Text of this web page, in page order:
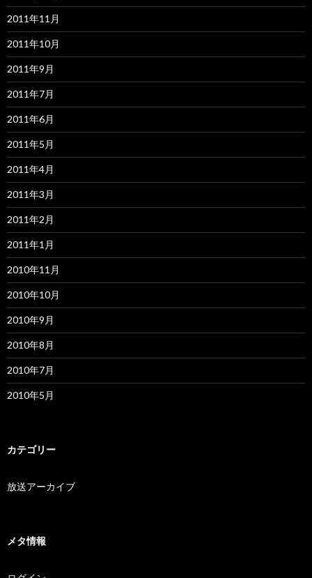
2011年11月
2011年10月
2011年9月
2011年7月
2011年6月
2011年5月
2011年4月
2011年3月
2011年2月
2011年1月
2010年11月
2010年10月
2010年9月
2010年8月
2010年7月
2010年5月
カテゴリー
放送アーカイブ
メタ情報